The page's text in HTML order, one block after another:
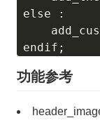
else :
功能参考